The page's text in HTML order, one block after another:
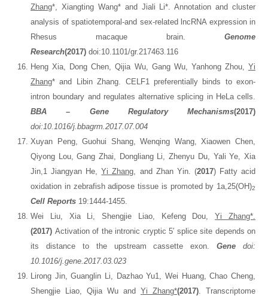
Zhang*, Xiangting Wang* and Jiali Li*. Annotation and cluster
analysis of spatiotemporal-and sex-related lncRNA expression in
Rhesus macaque brain. Genome
Research(2017) doi:10.1101/gr.217463.116
Heng Xia, Dong Chen, Qijia Wu, Gang Wu, Yanhong Zhou, Yi
Zhang* and Libin Zhang. CELF1 preferentially binds to exon-
intron boundary and regulates alternative splicing in HeLa cells.
BBA – Gene Regulatory Mechanisms(2017)
doi:10.1016/j.bbagrm.2017.07.004
Xuyan Peng, Guohui Shang, Wenqing Wang, Xiaowen Chen,
Qiyong Lou, Gang Zhai, Dongliang Li, Zhenyu Du, Yali Ye, Xia
Jin,1 Jiangyan He,Yi Zhang, and Zhan Yin. (2017) Fatty acid
oxidation in zebrafish adipose tissue is promoted by 1a,25(OH)2
Cell Reports 19:1444-1455.
Wei Liu, Xia Li, Shengjie Liao, Kefeng Dou,Yi Zhang*.
(2017) Activation of the intronic cryptic 5′ splice site depends on
its distance to the upstream cassette exon.Gene doi:
10.1016/j.gene.2017.03.023
Lirong Jin, Guanglin Li, Dazhao Yu1, Wei Huang, Chao Cheng,
Shengjie Liao, Qijia Wu and Yi Zhang*(2017). Transcriptome